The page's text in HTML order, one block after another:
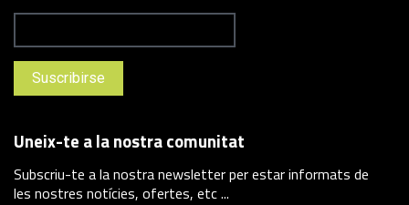
Uneix-te a la nostra comunitat
Subscriu-te a la nostra newsletter per estar informats de
les nostres notícies, ofertes, etc ...